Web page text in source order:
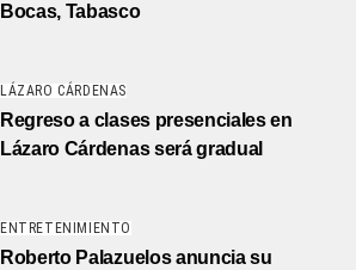
Bocas, Tabasco
LÁZARO CÁRDENAS
Regreso a clases presenciales en
Lázaro Cárdenas será gradual
ENTRETENIMIENTO
Roberto Palazuelos anuncia su